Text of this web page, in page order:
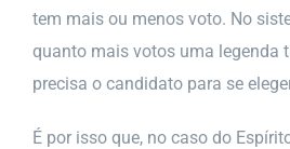
tem mais ou menos voto. No
quanto mais votos uma legenda
precisa o candidato para se
É por isso que, no caso do